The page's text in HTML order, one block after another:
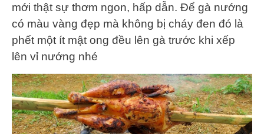
mới thật sự thơm ngon, hấp dẫn. Để gà nướng
có màu vàng đẹp mà không bị cháy đen đó là
phết một ít mật ong đều lên gà trước khi xếp
lên vỉ nướng nhé